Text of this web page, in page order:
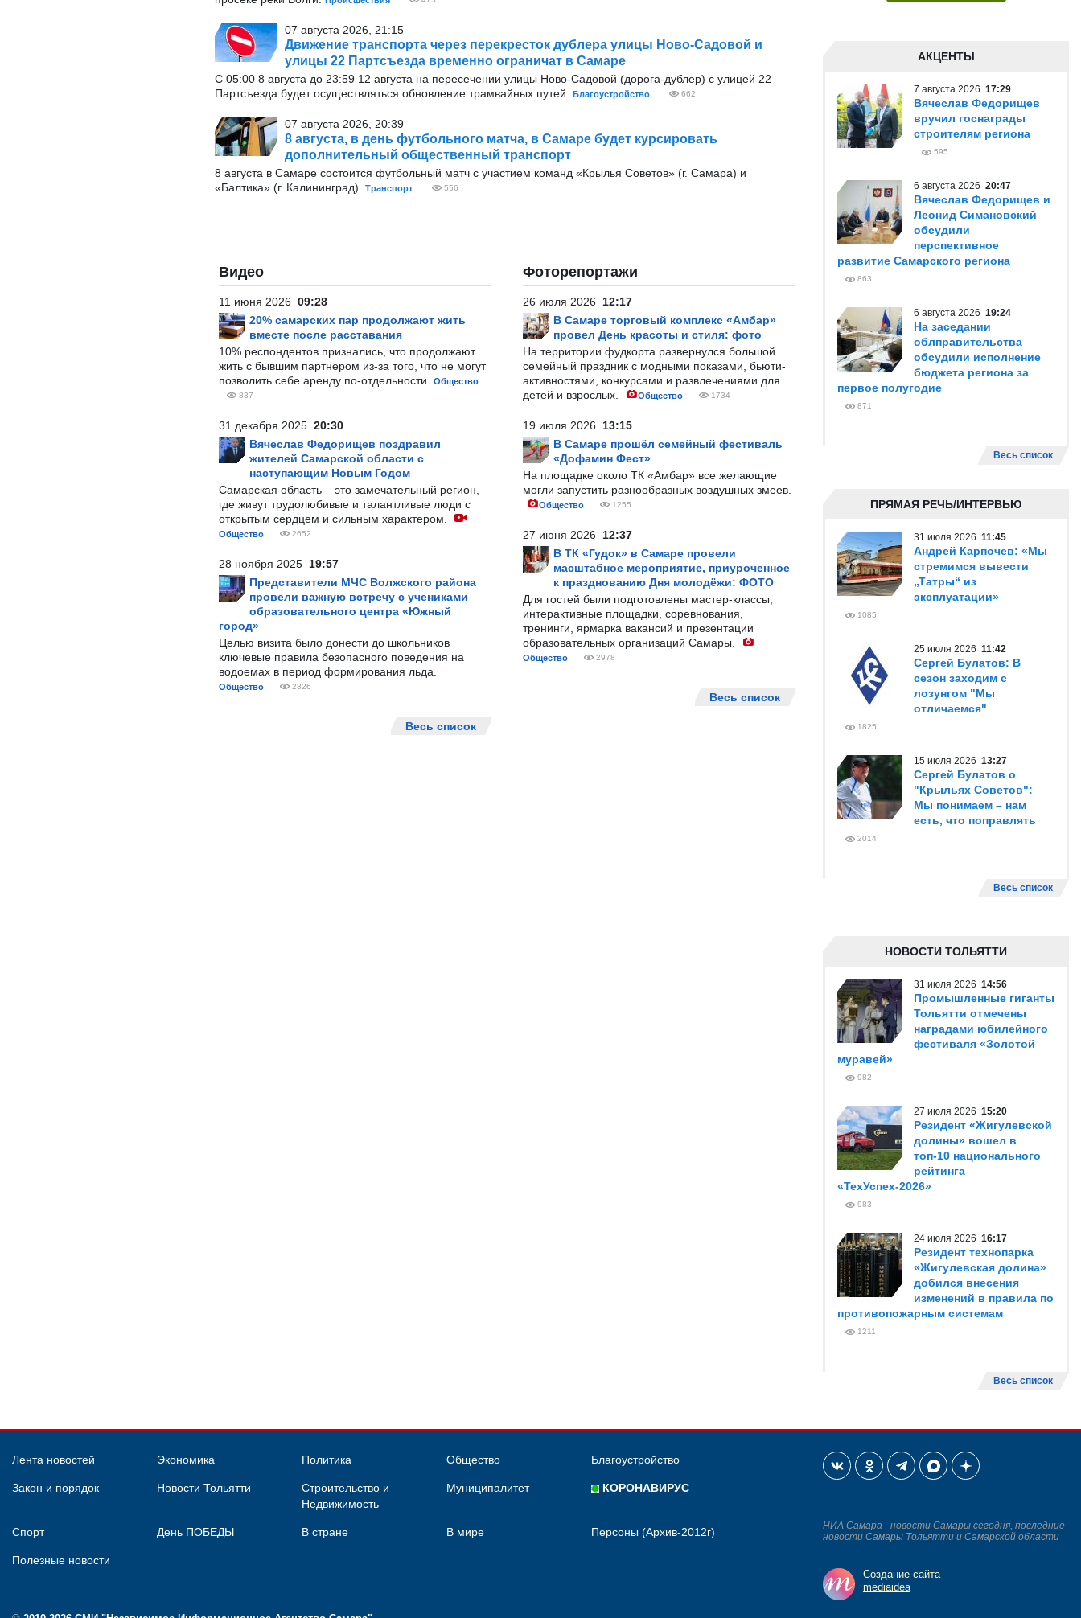
07 августа 2026, 21:15
Движение транспорта через перекресток дублера улицы Ново-Садовой и
улицы 22 Партсъезда временно ограничат в Самаре
С 05:00 8 августа до 23:59 12 августа на пересечении улицы Ново-Садовой (дорога-дублер) с улицей 22
Партсъезда будет осуществляться обновление трамвайных путей.
Благоустройство 662
07 августа 2026, 20:39
8 августа, в день футбольного матча, в Самаре будет курсировать
дополнительный общественный транспорт
8 августа в Самаре состоится футбольный матч с участием команд «Крылья Советов» (г. Самара) и
«Балтика» (г. Калининград).
Транспорт 556
Видео
11 июня 2026 09:28
20% самарских пар продолжают жить
вместе после расставания
10% респондентов признались, что продолжают
жить с бывшим партнером из-за того, что не могут
позволить себе аренду по-отдельности.
Общество
837
31 декабря 2025 20:30
Вячеслав Федорищев поздравил
жителей Самарской области с
наступающим Новым Годом
Самарская область – это замечательный регион,
где живут трудолюбивые и талантливые люди с
открытым сердцем и сильным характером.
Общество 2652
28 ноября 2025 19:57
Представители МЧС Волжского района
провели важную встречу с учениками
образовательного центра «Южный
город»
Целью визита было донести до школьников
ключевые правила безопасного поведения на
водоемах в период формирования льда.
Общество 2826
Весь список
Фоторепортажи
26 июля 2026 12:17
В Самаре торговый комплекс «Амбар»
провел День красоты и стиля: фото
На территории фудкорта развернулся большой
семейный праздник с модными показами, бьюти-
активностями, конкурсами и развлечениями для
детей и взрослых.
Общество 1734
19 июля 2026 13:15
В Самаре прошёл семейный фестиваль
«Дофамин Фест»
На площадке около ТК «Амбар» все желающие
могли запустить разнообразных воздушных змеев.
Общество 1255
27 июня 2026 12:37
В ТК «Гудок» в Самаре провели
масштабное мероприятие, приуроченное
к празднованию Дня молодёжи: ФОТО
Для гостей были подготовлены мастер-классы,
интерактивные площадки, соревнования,
тренинги, ярмарка вакансий и презентации
образовательных организаций Самары.
Общество 2978
Весь список
АКЦЕНТЫ
7 августа 2026 17:29
Вячеслав Федорищев
вручил госнаграды
строителям региона
595
6 августа 2026 20:47
Вячеслав Федорищев и
Леонид Симановский
обсудили
перспективное
развитие Самарского региона
863
6 августа 2026 19:24
На заседании
облправительства
обсудили исполнение
бюджета региона за
первое полугодие
871
Весь список
ПРЯМАЯ РЕЧЬ/ИНТЕРВЬЮ
31 июля 2026 11:45
Андрей Карпочев: «Мы
стремимся вывести
„Татры“ из
эксплуатации»
1085
25 июля 2026 11:42
Сергей Булатов: В
сезон заходим с
лозунгом "Мы
отличаемся"
1825
15 июля 2026 13:27
Сергей Булатов о
"Крыльях Советов":
Мы понимаем – нам
есть, что поправлять
2014
Весь список
НОВОСТИ ТОЛЬЯТТИ
31 июля 2026 14:56
Промышленные гиганты
Тольятти отмечены
наградами юбилейного
фестиваля «Золотой
муравей»
982
27 июля 2026 15:20
Резидент «Жигулевской
долины» вошел в
топ-10 национального
рейтинга
«ТехУспех-2026»
983
24 июля 2026 16:17
Резидент технопарка
«Жигулевская долина»
добился внесения
изменений в правила по
противопожарным системам
1211
Весь список
Лента новостей Экономика Политика Общество Благоустройство
Закон и порядок Новости Тольятти
Строительство и
Недвижимость
Муниципалитет КОРОНАВИРУС
Спорт День ПОБЕДЫ В стране В мире Персоны (Архив-2012г)
Полезные новости
НИА Самара - новости Самары сегодня, последние
новости Самары Тольятти и Самарской области
Создание сайта —
mediaidea